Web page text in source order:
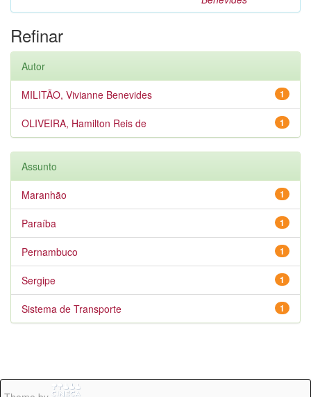
Refinar
Autor
1
MILITÃO, Vivianne Benevides
1
OLIVEIRA, Hamilton Reis de
Assunto
1
Maranhão
1
Paraíba
1
Pernambuco
1
Sergipe
1
Sistema de Transporte